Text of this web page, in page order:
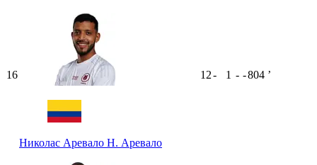
16
Николас Аревало Н. Аревало
12- 1 - -804 ʼ